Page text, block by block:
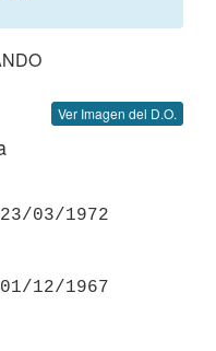
Ver Imagen del D.O.
03/1972